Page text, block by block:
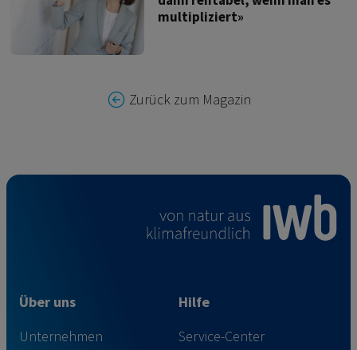
multipliziert»
Zurück zum Magazin
Über uns
Unternehmen
Hilfe
Service-Center